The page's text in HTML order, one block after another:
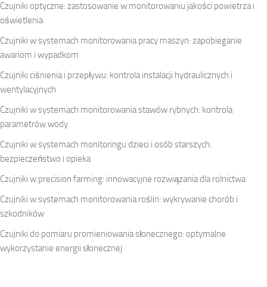
Czujniki optyczne: zastosowanie w monitorowaniu jakości powietrza i
oświetlenia
Czujniki w systemach monitorowania pracy maszyn: zapobieganie
awariom i wypadkom
Czujniki ciśnienia i przepływu: kontrola instalacji hydraulicznych i
wentylacyjnych
Czujniki w systemach monitorowania stawów rybnych: kontrola
parametrów wody
Czujniki w systemach monitoringu dzieci i osób starszych:
bezpieczeństwo i opieka
Czujniki w precision farming: innowacyjne rozwiązania dla rolnictwa
Czujniki w systemach monitorowania roślin: wykrywanie chorób i
szkodników
Czujniki do pomiaru promieniowania słonecznego: optymalne
wykorzystanie energii słonecznej